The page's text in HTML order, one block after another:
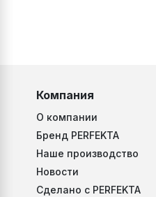
Компания
О компании
Бренд PERFEKTA
Наше производство
Новости
Сделано с PERFEKTA